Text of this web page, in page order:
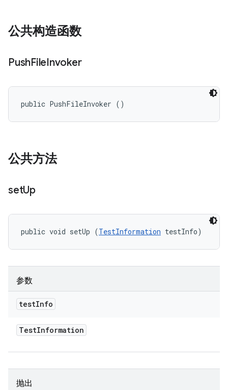
公共构造函数
PushFileInvoker
public PushFileInvoker ()
公共方法
setUp
public void setUp (TestInformation testInfo)
参数
testInfo
TestInformation
抛出